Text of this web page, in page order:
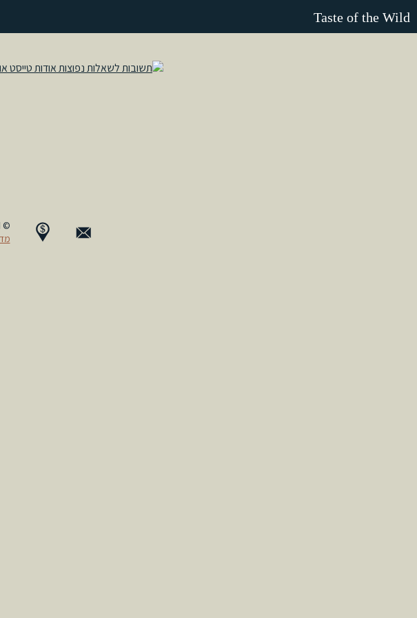
Taste of the Wild
© Taste of the Wild כל הזכויות שמורות